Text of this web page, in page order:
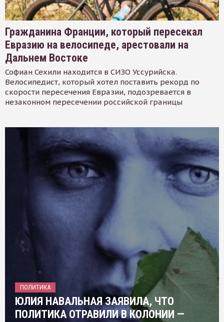
Гражданина Франции, который пересекал
Евразию на велосипеде, арестовали на
Дальнем Востоке
Софиан Сехили находится в СИЗО Уссурийска.
Велосипедист, который хотел поставить рекорд по
скорости пересечения Евразии, подозревается в
незаконном пересечении российской границы
ПОЛИТИКА
ЮЛИЯ НАВАЛЬНАЯ ЗАЯВИЛА, ЧТО
ПОЛИТИКА ОТРАВИЛИ В КОЛОНИИ —